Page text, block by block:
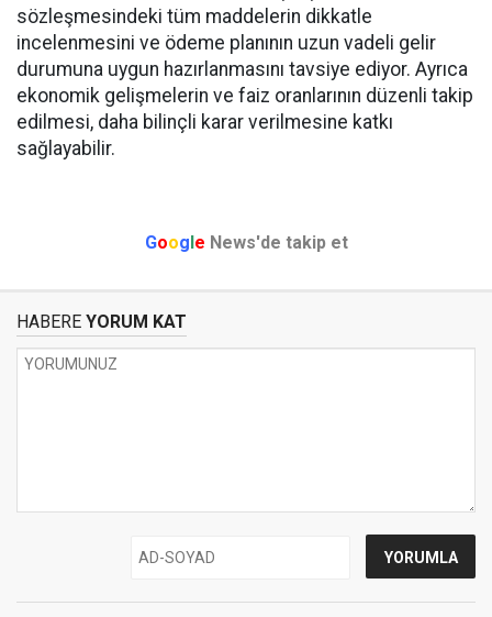
sözleşmesindeki tüm maddelerin dikkatle
incelenmesini ve ödeme planının uzun vadeli gelir
durumuna uygun hazırlanmasını tavsiye ediyor. Ayrıca
ekonomik gelişmelerin ve faiz oranlarının düzenli takip
edilmesi, daha bilinçli karar verilmesine katkı
sağlayabilir.
Goog e News'de takip et
HABERE YORUM KAT